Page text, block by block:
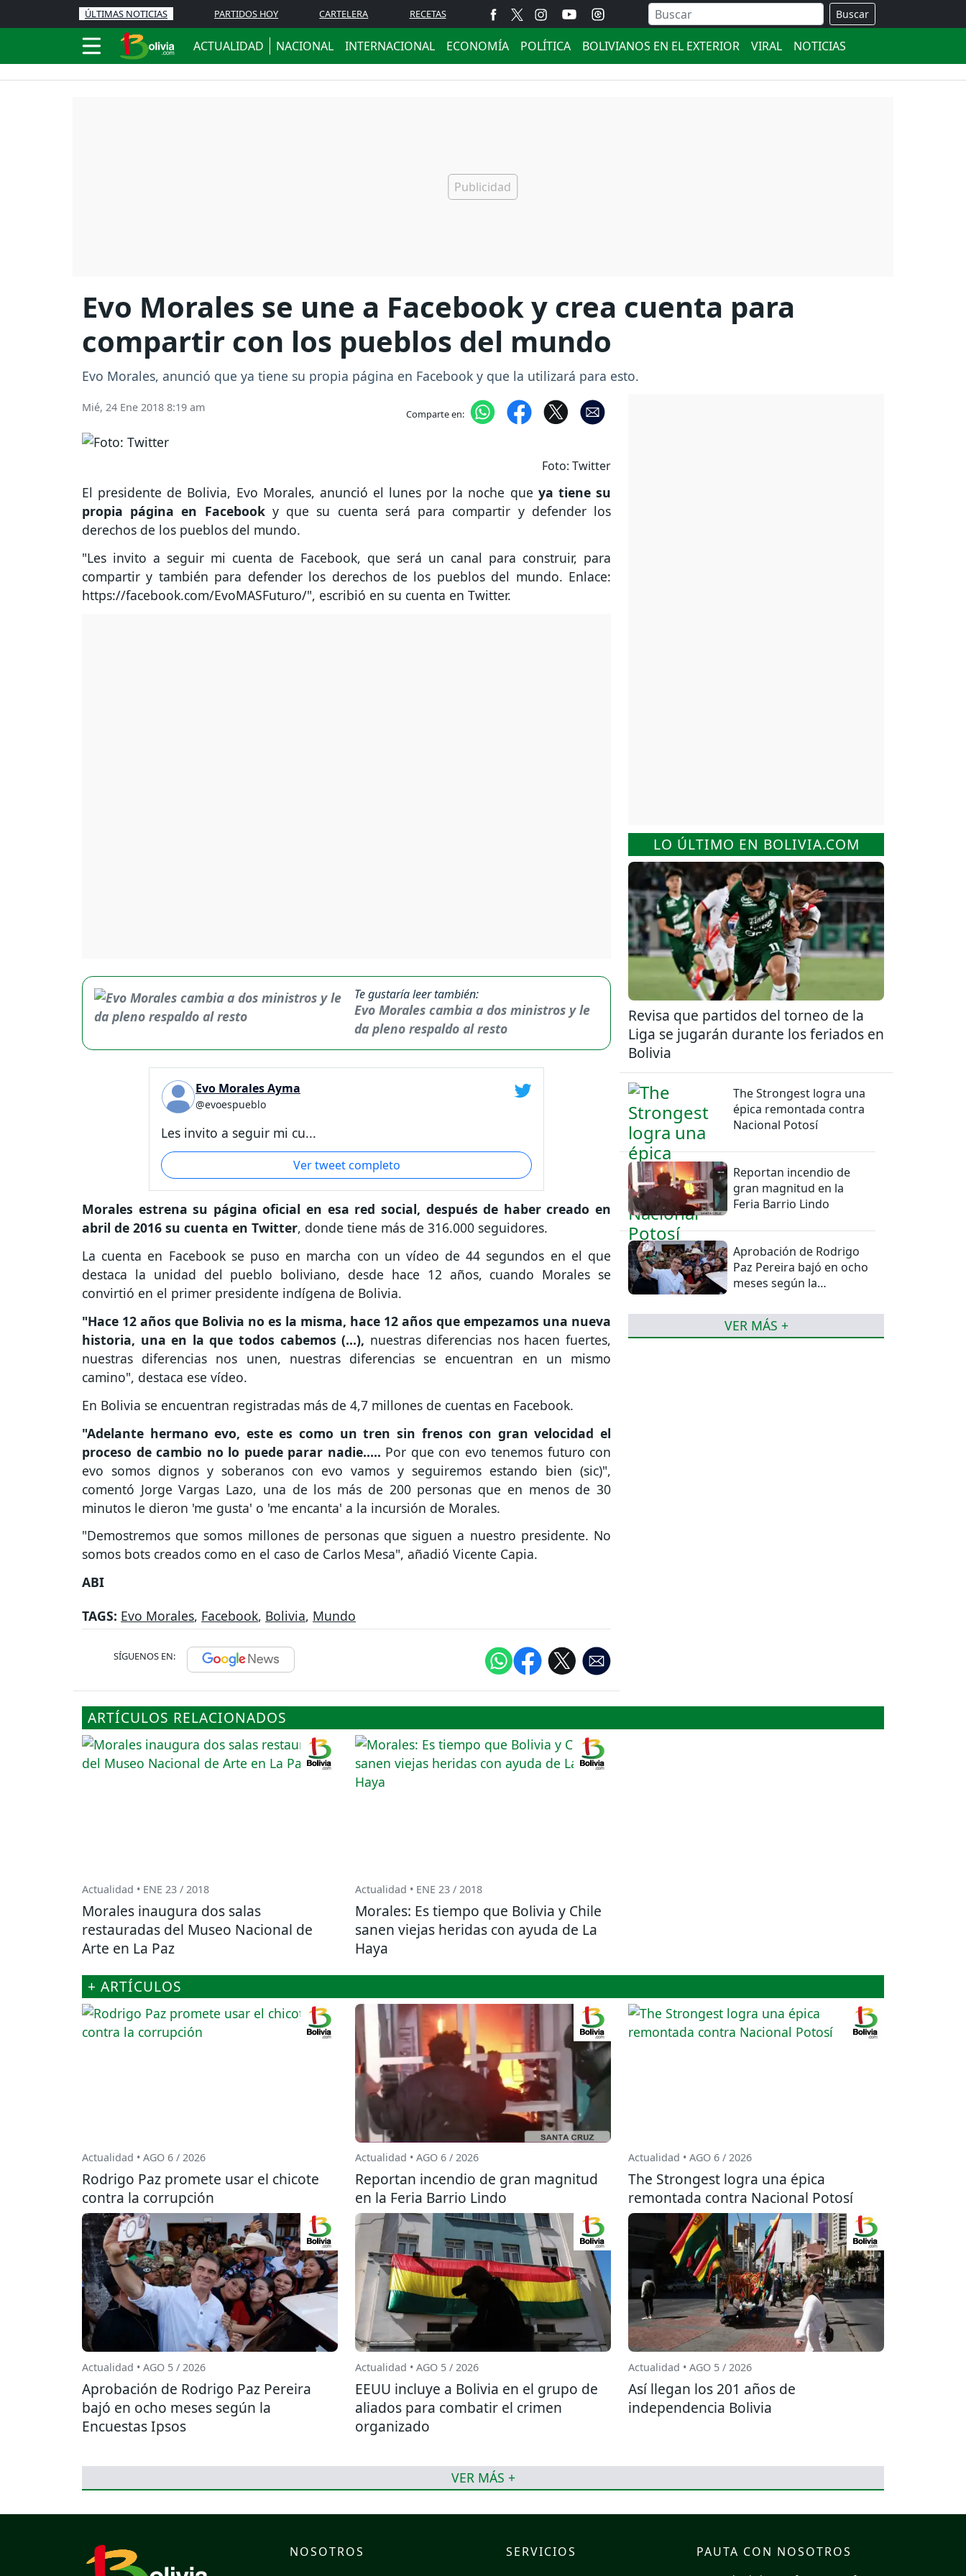
ÚLTIMAS NOTICIAS PARTIDOS HOY CARTELERA RECETAS Buscar
ACTUALIDAD NACIONAL INTERNACIONAL ECONOMÍA POLÍTICA BOLIVIANOS EN EL EXTERIOR VIRAL NOTICIAS
Evo Morales se une a Facebook y crea cuenta para
compartir con los pueblos del mundo
Evo Morales, anunció que ya tiene su propia página en Facebook y que la utilizará para esto.
Mié, 24 Ene 2018 8:19 am Comparte en:
Foto: Twitter
El presidente de Bolivia, Evo Morales, anunció el lunes por la noche que ya tiene su
propia página en Facebook y que su cuenta será para compartir y defender los
derechos de los pueblos del mundo.
"Les invito a seguir mi cuenta de Facebook, que será un canal para construir, para
compartir y también para defender los derechos de los pueblos del mundo. Enlace:
https://facebook.com/EvoMASFuturo/", escribió en su cuenta en Twitter.
Te gustaría leer también:
Evo Morales cambia a dos ministros y le
da pleno respaldo al resto
Evo Morales Ayma
@evoespueblo
Les invito a seguir mi cu...
Ver tweet completo
Morales estrena su página oficial en esa red social, después de haber creado en
abril de 2016 su cuenta en Twitter, donde tiene más de 316.000 seguidores.
La cuenta en Facebook se puso en marcha con un vídeo de 44 segundos en el que
destaca la unidad del pueblo boliviano, desde hace 12 años, cuando Morales se
convirtió en el primer presidente indígena de Bolivia.
"Hace 12 años que Bolivia no es la misma, hace 12 años que empezamos una nueva
historia, una en la que todos cabemos (...), nuestras diferencias nos hacen fuertes,
nuestras diferencias nos unen, nuestras diferencias se encuentran en un mismo
camino", destaca ese vídeo.
En Bolivia se encuentran registradas más de 4,7 millones de cuentas en Facebook.
"Adelante hermano evo, este es como un tren sin frenos con gran velocidad el
proceso de cambio no lo puede parar nadie..... Por que con evo tenemos futuro con
evo somos dignos y soberanos con evo vamos y seguiremos estando bien (sic)",
comentó Jorge Vargas Lazo, una de los más de 200 personas que en menos de 30
minutos le dieron 'me gusta' o 'me encanta' a la incursión de Morales.
"Demostremos que somos millones de personas que siguen a nuestro presidente. No
somos bots creados como en el caso de Carlos Mesa", añadió Vicente Capia.
ABI
TAGS: Evo Morales, Facebook, Bolivia, Mundo
SÍGUENOS EN:
LO ÚLTIMO EN BOLIVIA.COM
Revisa que partidos del torneo de la
Liga se jugarán durante los feriados en
Bolivia
The Strongest logra una
épica remontada contra
Nacional Potosí
Reportan incendio de
gran magnitud en la
Feria Barrio Lindo
Aprobación de Rodrigo
Paz Pereira bajó en ocho
meses según la
VER MÁS +
ARTÍCULOS RELACIONADOS
Actualidad • ENE 23 / 2018
Morales inaugura dos salas
restauradas del Museo Nacional de
Arte en La Paz
Actualidad • ENE 23 / 2018
Morales: Es tiempo que Bolivia y Chile
sanen viejas heridas con ayuda de La
Haya
+ ARTÍCULOS
Actualidad • AGO 6 / 2026
Rodrigo Paz promete usar el chicote
contra la corrupción
Actualidad • AGO 6 / 2026
Reportan incendio de gran magnitud
en la Feria Barrio Lindo
Actualidad • AGO 6 / 2026
The Strongest logra una épica
remontada contra Nacional Potosí
Actualidad • AGO 5 / 2026
Aprobación de Rodrigo Paz Pereira
bajó en ocho meses según la
Encuestas Ipsos
Actualidad • AGO 5 / 2026
EEUU incluye a Bolivia en el grupo de
aliados para combatir el crimen
organizado
Actualidad • AGO 5 / 2026
Así llegan los 201 años de
independencia Bolivia
VER MÁS +
NOSOTROS SERVICIOS PAUTA CON NOSOTROS